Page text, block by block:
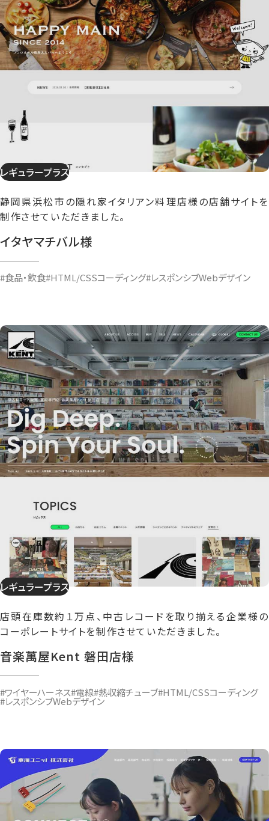
レギュラープラス
静岡県浜松市の隠れ家イタリアン料理店様の店舗サイトを
制作させていただきました。
イタヤマチバル様
#食品・飲食#HTML/CSSコーディング#レスポンシブWebデザイン
レギュラープラス
店頭在庫数約１万点、中古レコードを取り揃える企業様の
コーポレートサイトを制作させていただきました。
音楽萬屋Kent 磐田店様
#ワイヤーハーネス#電線#熱収縮チューブ#HTML/CSSコーディング
#レスポンシブWebデザイン